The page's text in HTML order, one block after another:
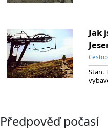
Jak
Stan.
Předpověď počasí